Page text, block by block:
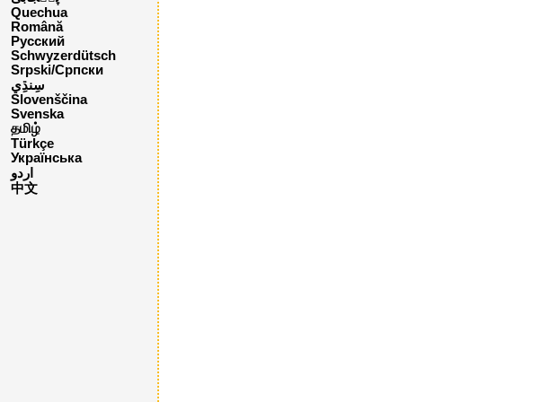
Quechua
Română
Русский
Schwyzerdütsch
Srpski/Српски
Slovenščina
Svenska
தமிழ்
Türkçe
Українська
اردو
中文